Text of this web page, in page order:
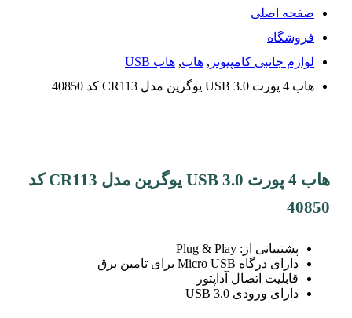
صفحه اصلی
فروشگاه
لوازم جانبی کامپیوتر , هاب, هاب USB
هاب 4 پورت USB 3.0 یوگرین مدل CR113 کد 40850
هاب 4 پورت USB 3.0 یوگرین مدل CR113 کد
40850
پشتیبانی از: Plug & Play
دارای درگاه Micro USB برای تامین برق
قابلیت اتصال آداپتور
دارای ورودی USB 3.0